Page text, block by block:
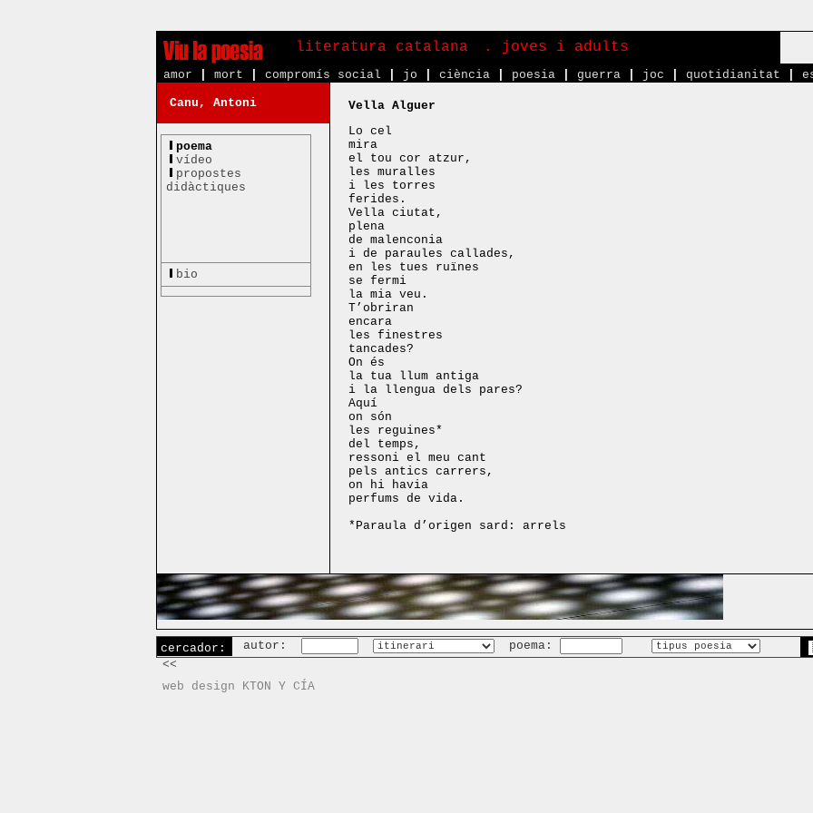
literatura catalana . joves i adults
amor
mort compromís social jo ciència poesia guerra joc quotidianitat
Canu, Antoni
poema
vídeo
propostes
didàctiques
bio
Vella Alguer
Lo cel
mira
el tou cor atzur,
les muralles
i les torres
ferides.
Vella ciutat,
plena
de malenconia
i de paraules callades,
en les tues ruïnes
se fermi
la mia veu.
T’obriran
encara
les finestres
tancades?
On és
la tua llum antiga
i la llengua dels pares?
Aquí
on són
les reguines*
del temps,
ressoni el meu cant
pels antics carrers,
on hi havia
perfums de vida.
*Paraula d’origen sard: arrels
cercador: autor: poema:
<<
web design KTON Y CÍA